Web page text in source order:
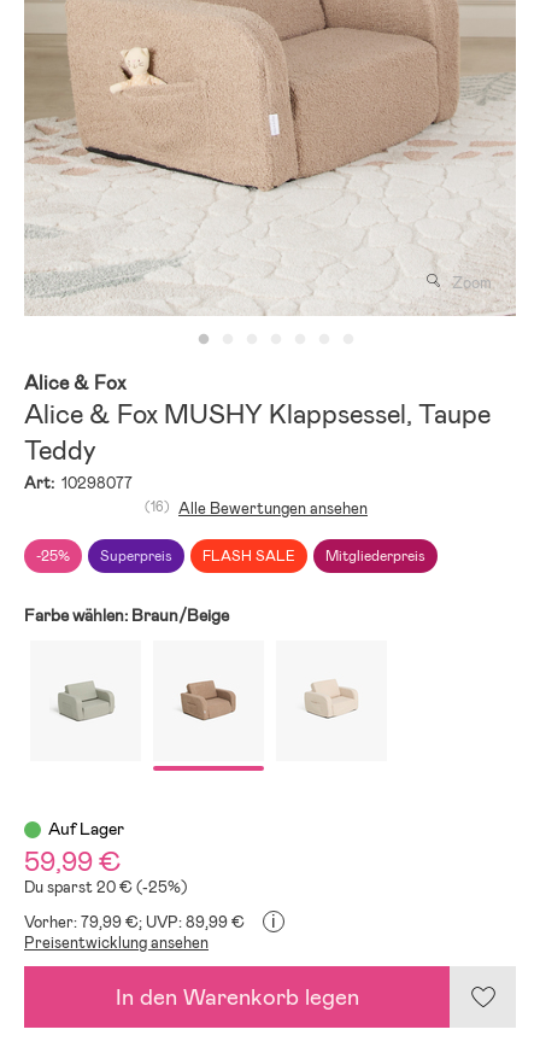
Zoom
Alice & Fox
Alice & Fox MUSHY Klappsessel, Taupe
Teddy
Art: 10298077
-25% Superpreis FLASH SALE Mitgliederpreis
(16) Alle Bewertungen ansehen
Farbe wählen: Braun/Beige
Auf Lager
59,99 €
Du sparst 20 € (-25%)
Vorher: 79,99 €; UVP: 89,99 € i
Preisentwicklung ansehen
In den Warenkorb legen